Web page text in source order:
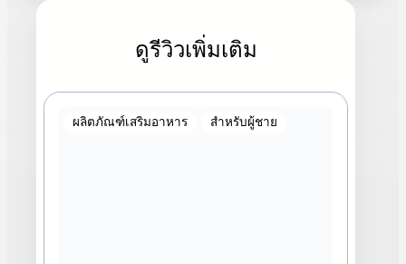
ดูรีวิวเพิ่มเติม
ผลิตภัณฑ์เสริมอาหาร สำหรับผู้ชาย